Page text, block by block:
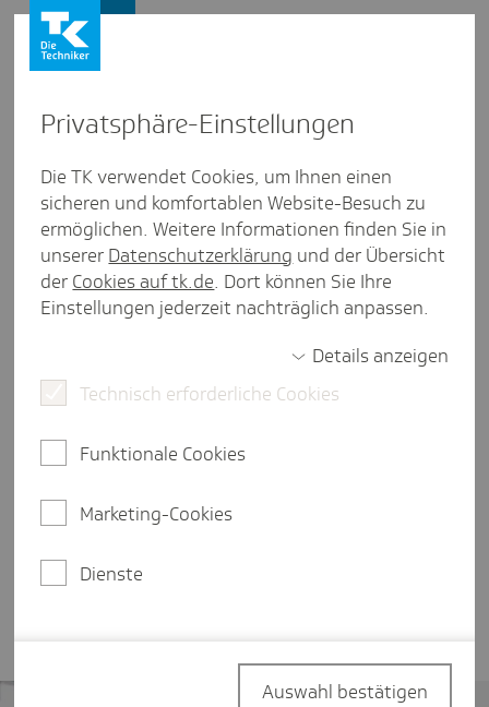
„Prä­ven­tion ist ein großer
Hebel“ - Früh­er­ken­nung chro­ni­
scher Nieren­er­kran­kungen
Inter­view aus Schles­wig-Holstein
Etwa jede zehnte Person in Deutschland ist von
einer chronischen Nierenerkrankung betroffen -
oft, ohne es zu wissen. Dabei ließe sich durch
gezielte Prävention und Früherkennung viel
Interview spricht Dr. Frederike Rogge über die
2 Minuten Lesezeit
Presse und Politik Digitaler Fortschritt
Privat­sphäre-Einstel­lungen
Die TK verwendet Cookies, um Ihnen einen
sicheren und komfortablen Website-Besuch zu
ermöglichen. Weitere Informationen finden Sie in
unserer Datenschutzerklärung und der Übersicht
der Cookies auf tk.de. Dort können Sie Ihre
Einstellungen jederzeit nachträglich anpassen.
Details anzeigen
Technisch erforderliche Cookies
Funktionale Cookies
Marketing-Cookies
Dienste
Auswahl bestätigen